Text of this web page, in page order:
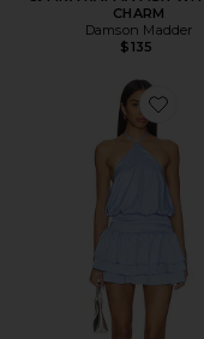
CHARM
Damson Madder
$135